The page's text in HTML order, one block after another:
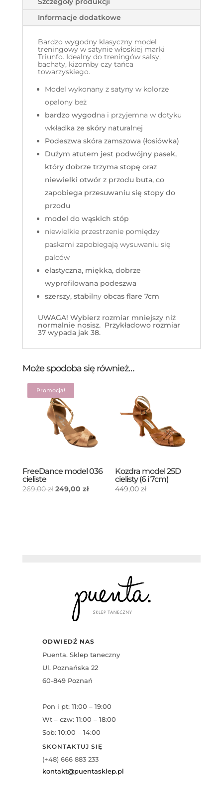
Informacje dodatkowe
Bardzo wygodny klasyczny model
treningowy w satynie włoskiej marki
Triunfo. Idealny do treningów salsy,
bachaty, kizomby czy tańca
towarzyskiego.
Model wykonany z satyny w kolorze
opalony beż
bardzo wygodna i przyjemna w dotyku
wkładka ze skóry naturalnej
Podeszwa skóra zamszowa (łosiówka)
Dużym atutem jest podwójny pasek,
który dobrze trzyma stopę oraz
niewielki otwór z przodu buta, co
zapobiega przesuwaniu się stopy do
przodu
model do wąskich stóp
niewielkie przestrzenie pomiędzy
paskami zapobiegają wysuwaniu się
palców
elastyczna, miękka, dobrze
wyprofilowana podeszwa
szerszy, stabilny obcas flare 7cm
UWAGA! Wybierz rozmiar mniejszy niż
normalnie nosisz. Przykładowo rozmiar
37 wypada jak 38.
Może spodoba się również…
Promocja!
FreeDance model 036
cieliste
269,00zł Pierwotna
249,00 złAktualna
Kozdra model 25D
cielisty (6 i 7cm)
449,00zł
ODWIEDŹ NAS
Puenta. Sklep taneczny
Ul. Poznańska 22
60-849 Poznań
Pon i pt: 11:00 – 19:00
Wt – czw: 11:00 – 18:00
Sob: 10:00 – 14:00
SKONTAKTUJ SIĘ
(+48) 666 883 233
kontakt@puentasklep.pl